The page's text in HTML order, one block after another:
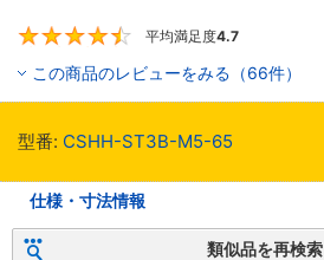
平均満足度4.7
この商品のレビューをみる（66件）
型番: CSHH-ST3B-M5-65
仕様・寸法情報
類似品を再検索